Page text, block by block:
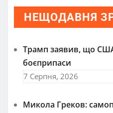
НЕЩОДАВНЯ
Трамп заявив, що США
боєприпаси
7 Серпня, 2026
Микола Греков: